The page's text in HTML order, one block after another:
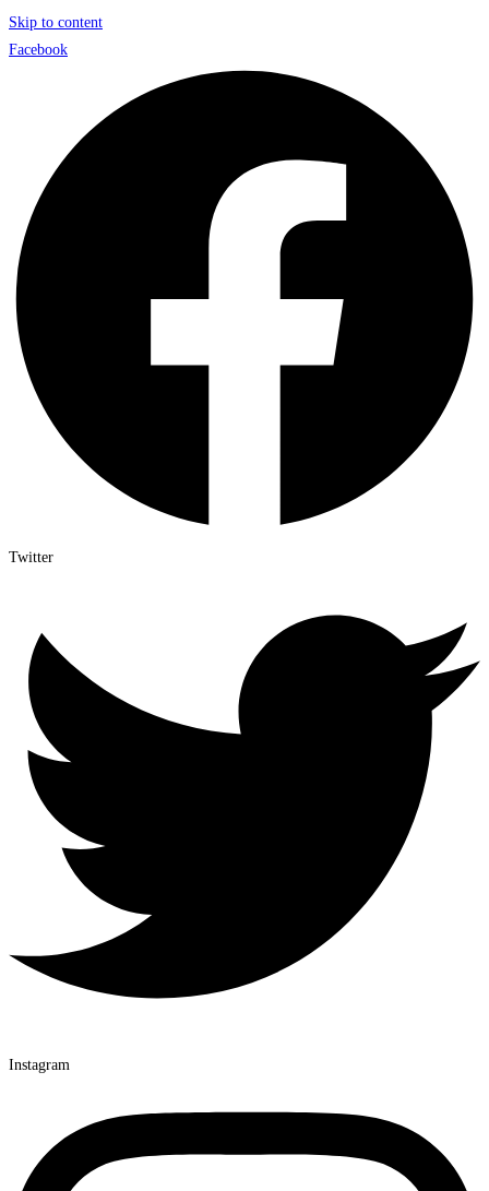
Skip to content
Facebook
Twitter
Instagram